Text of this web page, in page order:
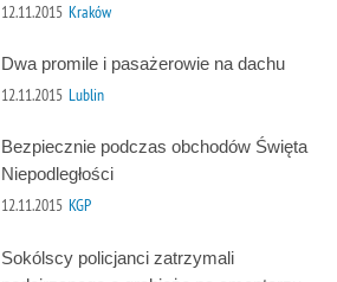
12.11.2015 Kraków
Dwa promile i pasażerowie na dachu
12.11.2015 Lublin
Bezpiecznie podczas obchodów Święta
Niepodległości
12.11.2015 KGP
Sokólscy policjanci zatrzymali